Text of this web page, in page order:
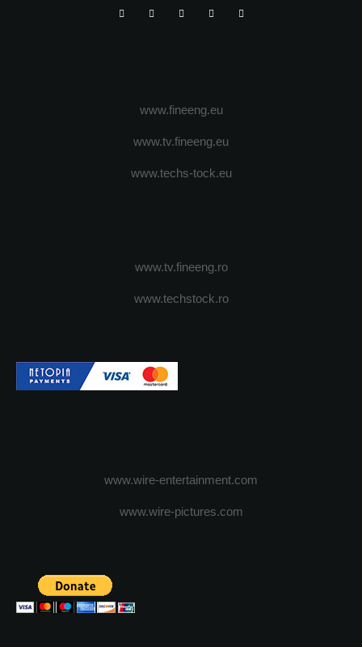
www.fineeng.eu
www.tv.fineeng.eu
www.techs-tock.eu
www.tv.fineeng.ro
www.techstock.ro
www.wire-entertainment.com
www.wire-pictures.com